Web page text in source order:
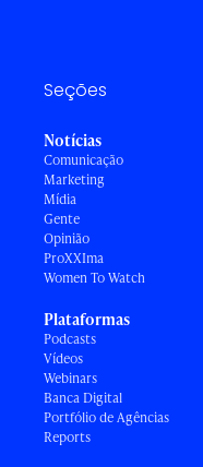
Seções
Notícias
Comunicação
Marketing
Mídia
Gente
Opinião
ProXXIma
Women To Watch
Plataformas
Podcasts
Vídeos
Webinars
Banca Digital
Portfólio de Agências
Reports